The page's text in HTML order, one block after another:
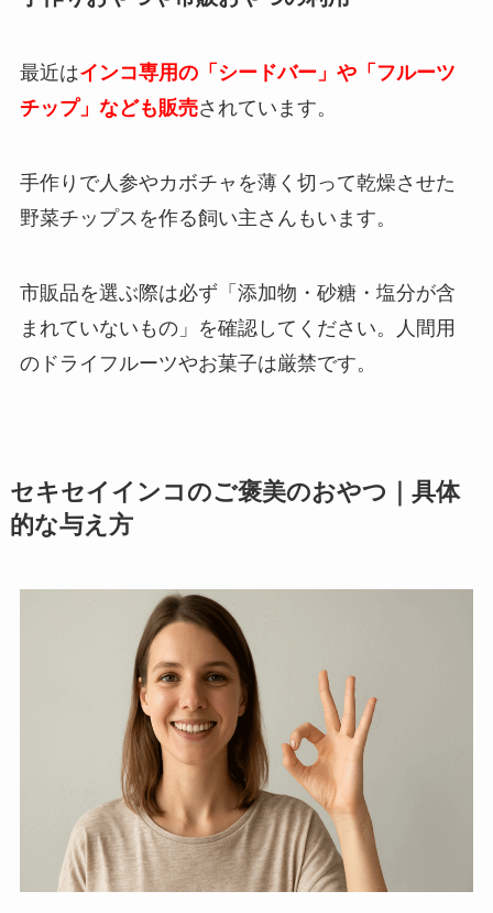
最近はインコ専用の「シードバー」や「フルーツ
チップ」なども販売されています。
手作りで人参やカボチャを薄く切って乾燥させた
野菜チップスを作る飼い主さんもいます。
市販品を選ぶ際は必ず「添加物・砂糖・塩分が含
まれていないもの」を確認してください。人間用
のドライフルーツやお菓子は厳禁です。
セキセイインコのご褒美のおやつ｜具体
的な与え方